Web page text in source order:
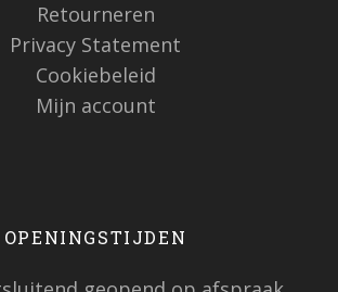
Retourneren
Privacy Statement
Cookiebeleid
Mijn account
OPENINGSTIJDEN